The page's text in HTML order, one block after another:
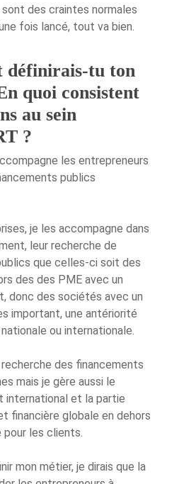
des craintes normales
fois lancé, tout va bien.
définirais-tu ton
quoi consistent
au sein
?
les entrepreneurs
publics
je les accompagne dans
leur recherche de
que celles-ci soit des
des des PME avec un
donc des sociétés avec un
important, une antériorité
ou internationale.
des financements
mais je gère aussi le
international et la partie
financière globale en dehors
pour les clients.
mon métier, je dirais que la